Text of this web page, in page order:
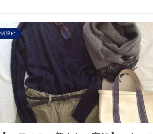
制服化